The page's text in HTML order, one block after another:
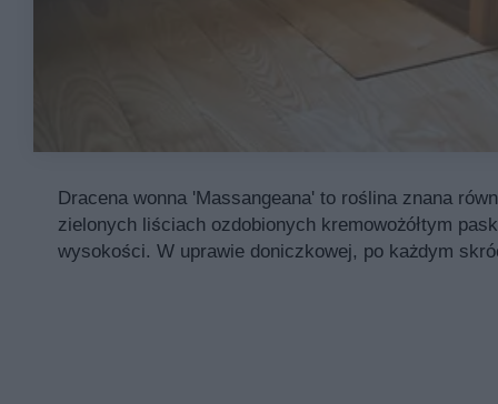
Dracena wonna 'Massangeana' to roślina znana
zielonych liściach ozdobionych kremowożółtym
wysokości. W uprawie doniczkowej, po każdym